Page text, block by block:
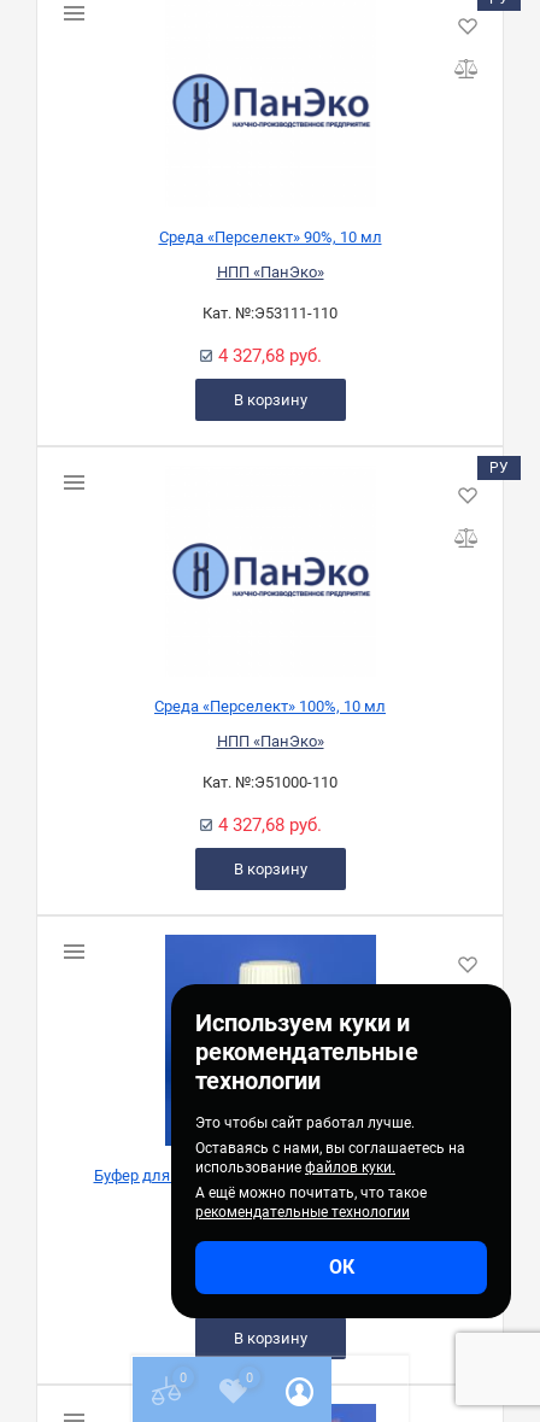
Используем куки и
рекомендательные
технологии
Это чтобы сайт работал лучше.
Оставаясь с нами, вы соглашаетесь на
использование файлов куки.
А ещё можно почитать, что такое
рекомендательные технологии
ОК
Среда «Перселект» 90%, 10 мл
НПП «ПанЭко»
Кат. №:Э53111-110
4 327,68 руб.
В корзину
РУ
Среда «Перселект» 100%, 10 мл
НПП «ПанЭко»
Кат. №:Э51000-110
4 327,68 руб.
В корзину
Буфер для нанесения образцов ДНК, 5-кратный
НПП «ПанЭко»
1 230,00 руб.
В корзину
0 0